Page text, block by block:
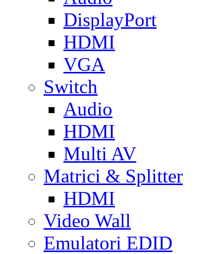
DisplayPort
HDMI
VGA
Switch
Audio
HDMI
Multi AV
Matrici & Splitter
HDMI
Video Wall
Emulatori EDID